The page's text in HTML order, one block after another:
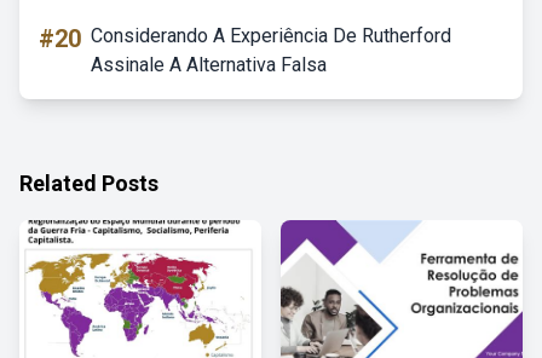
#20 Considerando A Experiência De Rutherford
Assinale A Alternativa Falsa
Related Posts